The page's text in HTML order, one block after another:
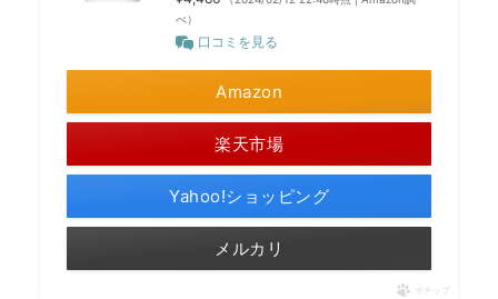
べ）
口コミを見る
Amazon
楽天市場
Yahoo!ショッピング
メルカリ
ポチップ